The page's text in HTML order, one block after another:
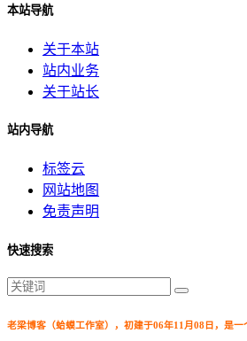
本站导航
关于本站
站内业务
关于站长
站内导航
标签云
网站地图
免责声明
快速搜索
老梁博客（蛤蟆工作室），初建于06年11月08日，是一